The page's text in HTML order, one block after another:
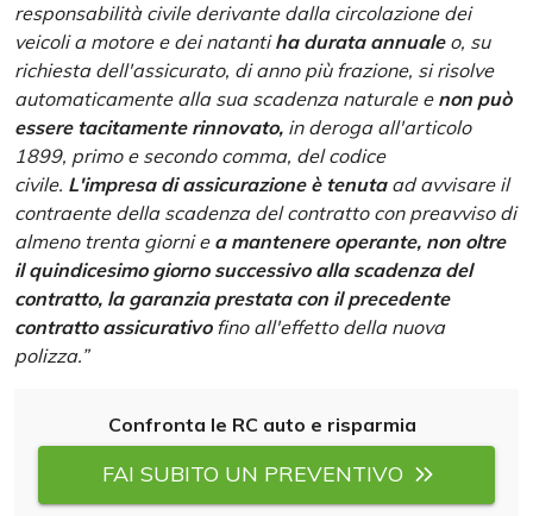
responsabilità civile derivante dalla circolazione dei
veicoli a motore e dei natanti ha durata annuale o, su
richiesta dell'assicurato, di anno più frazione, si risolve
automaticamente alla sua scadenza naturale e non può
essere tacitamente rinnovato, in deroga all'articolo
1899, primo e secondo comma, del codice
civile. L'impresa di assicurazione è tenuta ad avvisare il
contraente della scadenza del contratto con preavviso di
almeno trenta giorni e a mantenere operante, non oltre
il quindicesimo giorno successivo alla scadenza del
contratto, la garanzia prestata con il precedente
contratto assicurativo fino all'effetto della nuova
polizza.”
Confronta le RC auto e risparmia
FAI SUBITO UN PREVENTIVO